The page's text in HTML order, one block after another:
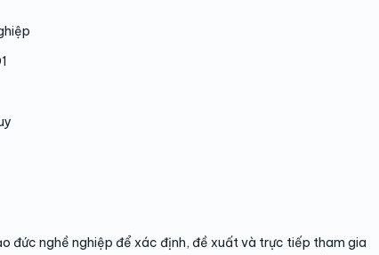
đức nghề nghiệp để xác định, đề xuất và trực tiếp tham gia